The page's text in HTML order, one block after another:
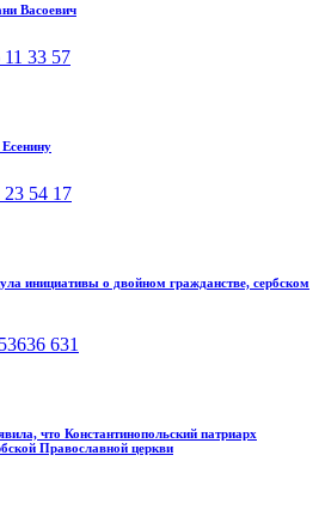
Васоевич
инициативы о двойном гражданстве, сербском
что Константинопольский патриарх
Православной церкви